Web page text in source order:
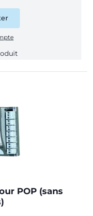
POP (sans